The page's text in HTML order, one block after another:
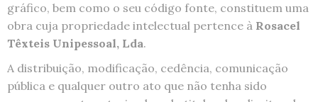
gráfico, bem como o seu código fonte, constituem uma
obra cuja propriedade intelectual pertence à Rosacel
Têxteis Unipessoal, Lda.
A distribuição, modificação, cedência, comunicação
pública e qualquer outro ato que não tenha sido